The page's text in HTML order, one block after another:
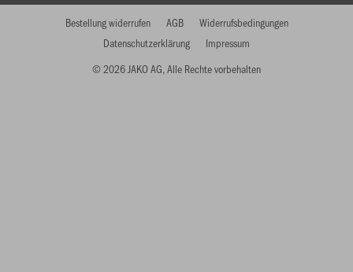
© 2026 JAKO AG, Alle Rechte vorbehalten
Bestellung widerrufen AGB
Widerrufsbedingungen
Datenschutzerklärung
Impressum